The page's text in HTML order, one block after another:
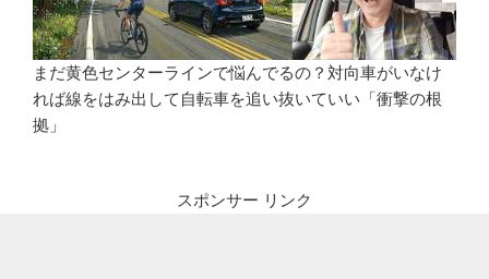
まだ黄色センターラインで悩んでるの？対向車がいなけ
れば線をはみ出して自転車を追い抜いていい「衝撃の根
拠」
スポンサー リンク